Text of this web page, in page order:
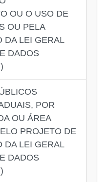
OU O USO DE
OU PELA
DA LEI GERAL
DADOS
POR
OU ÁREA
PROJETO DE
DA LEI GERAL
DADOS